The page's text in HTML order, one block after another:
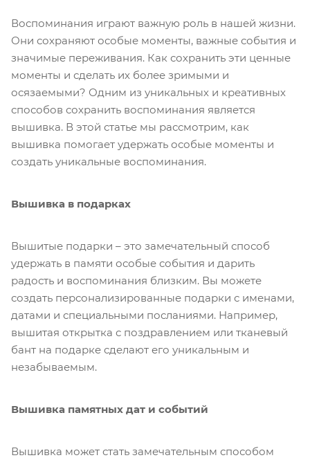
Воспоминания играют важную роль в нашей жизни.
Они сохраняют особые моменты, важные события и
значимые переживания. Как сохранить эти ценные
моменты и сделать их более зримыми и
осязаемыми? Одним из уникальных и креативных
способов сохранить воспоминания является
вышивка. В этой статье мы рассмотрим, как
вышивка помогает удержать особые моменты и
создать уникальные воспоминания.
Вышивка в подарках
Вышитые подарки – это замечательный способ
удержать в памяти особые события и дарить
радость и воспоминания близким. Вы можете
создать персонализированные подарки с именами,
датами и специальными посланиями. Например,
вышитая открытка с поздравлением или тканевый
бант на подарке сделают его уникальным и
незабываемым.
Вышивка памятных дат и событий
Вышивка может стать замечательным способом